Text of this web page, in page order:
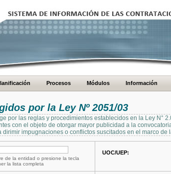
Procesos Módulos Información
por la Ley Nº 2051/03
por las reglas y procedimientos establecidos en la Ley N°
con el objeto de otorgar mayor publicidad a la
impugnaciones o conflictos suscitados en el marco de
de la entidad o presione la tecla
la lista completa
UOC/UEP: